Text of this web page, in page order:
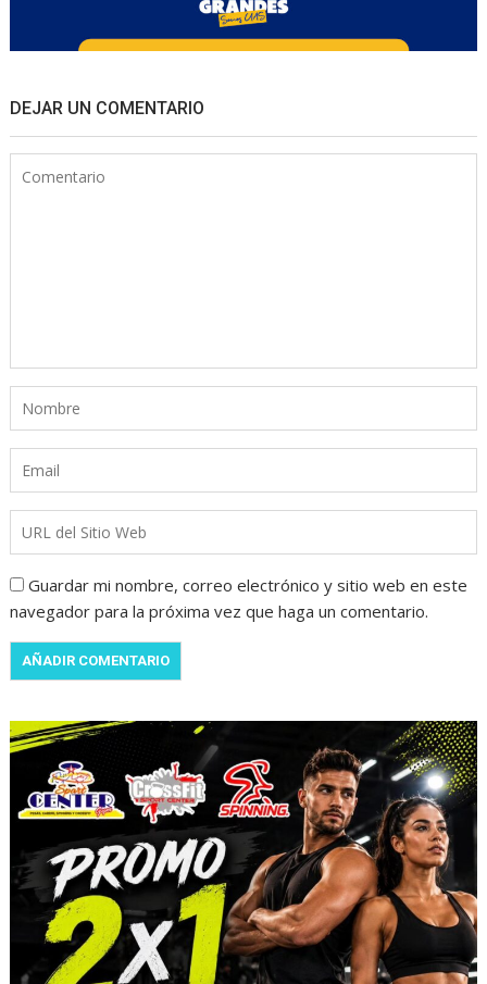
DEJAR UN COMENTARIO
Guardar mi nombre, correo electrónico y sitio web en este
navegador para la próxima vez que haga un comentario.